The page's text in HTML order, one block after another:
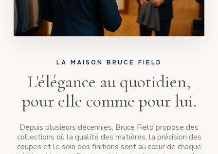
LA MAISON BRUCE FIELD
L'élégance au quotidien,
pour elle comme pour lui.
Depuis plusieurs décennies, Bruce Field propose des
collections où la qualité des matières, la précision des
coupes et le soin des finitions sont au cœur de chaque